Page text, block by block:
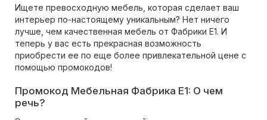
Ищете превосходную мебель, которая сделает ваш
интерьер по-настоящему уникальным? Нет ничего
лучше, чем качественная мебель от Фабрики Е1. И
теперь у вас есть прекрасная возможность
приобрести ее по еще более привлекательной цене с
помощью промокодов!
Промокод Мебельная Фабрика Е1: О чем
речь?